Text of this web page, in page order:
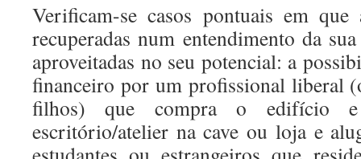
Verificam-se casos pontuais em que
recuperadas num entendimento da
aproveitadas no seu potencial: a
financeiro por um profissional liberal
filhos) que compra o edifício
escritório/atelier na cave ou loja e